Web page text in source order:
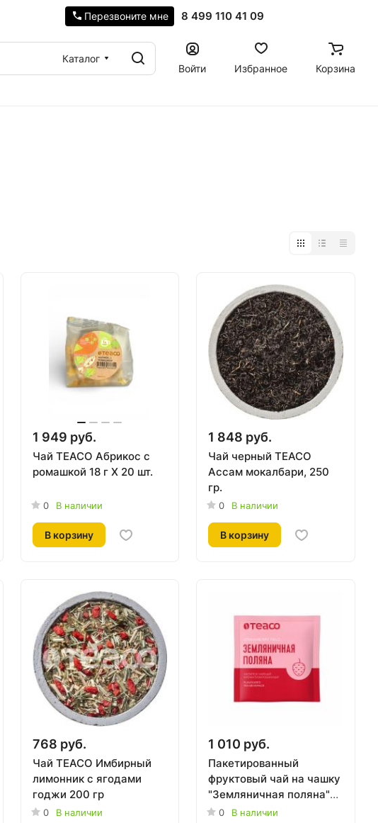
8 499 110 41 09
Перезвоните мне
Каталог
Войти
Избранное Корзина
1 949 руб.
Чай TEACO Абрикос с
ромашкой 18 г Х 20 шт.
0 В наличии
В корзину
1 848 руб.
Чай черный TEACO
Ассам мокалбари, 250
гр.
0 В наличии
В корзину
768 руб.
Чай TEACO Имбирный
лимонник с ягодами
годжи 200 гр
0 В наличии
1 010 руб.
Пакетированный
фруктовый чай на чашку
"Земляничная поляна"
TEACO, 150 пак. по 2,5 г
0 В наличии